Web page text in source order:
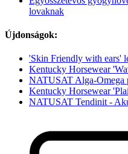
lovaknak
Újdonságok:
'Skin Friendly with ears'
Kentucky Horsewear
NATUSAT Alga-Omega
Kentucky Horsewear
NATUSAT Tendinit -